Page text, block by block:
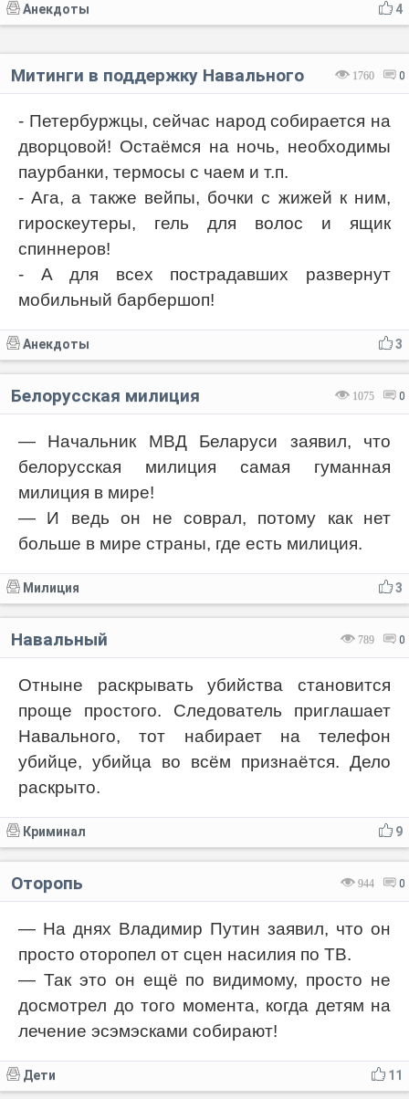
4
Анекдоты
1760 0
Митинги в поддержку Навального
- Петербуржцы, сейчас народ собирается на
дворцовой! Остаёмся на ночь, необходимы
паурбанки, термосы с чаем и т.п.
- Ага, а также вейпы, бочки с жижей к ним,
гироскеутеры, гель для волос и ящик
спиннеров!
- А для всех пострадавших развернут
мобильный барбершоп!
3
Анекдоты
1075 0
Белорусская милиция
— Начальник МВД Беларуси заявил, что
белорусская милиция самая гуманная
милиция в мире!
— И ведь он не соврал, потому как нет
больше в мире страны, где есть милиция.
3
Милиция
789 0
Навальный
Отныне раскрывать убийства становится
проще простого. Следователь приглашает
Навального, тот набирает на телефон
убийце, убийца во всём признаётся. Дело
раскрыто.
9
Криминал
944 0
Оторопь
— На днях Владимир Путин заявил, что он
просто оторопел от сцен насилия по ТВ.
— Так это он ещё по видимому, просто не
досмотрел до того момента, когда детям на
лечение эсэмэсками собирают!
11
Дети